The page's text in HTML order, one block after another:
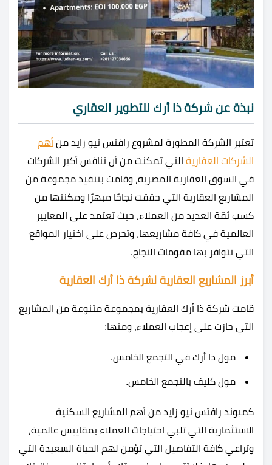
نبذة عن شركة ذا أرك للتطوير العقاري
تعتبر الشركة المطورة لمشروع رافتس نيو زايد من أهم
الشركات العقارية التي تمكنت من أن تنافس أكبر الشركات
في السوق العقارية المصرية، وقامت بتنفيذ مجموعة من
المشاريع العقارية التي حققت نجاحًا مبهرًا ومكنتها من
كسب ثقة العديد من العملاء، حيث تعتمد على المعايير
العالمية في كافة مشاريعها، وتحرص على اختيار المواقع
التي تتوافر بها مقومات النجاح.
أبرز المشاريع العقارية لشركة ذا أرك العقارية
قامت شركة ذا أرك العقارية بمجموعة متنوعة من المشاريع
التي حازت على إعجاب العملاء، ومنها:
مول ذا أرك في التجمع الخامس.
مول كليف بالتجمع الخامس.
كمبوند رافتس نيو زايد من أهم المشاريع السكنية
الاستثمارية التي تلبي احتياجات العملاء بمقاييس عالمية،
وتراعي كافة التفاصيل التي تؤمن لهم الحياة السعيدة التي